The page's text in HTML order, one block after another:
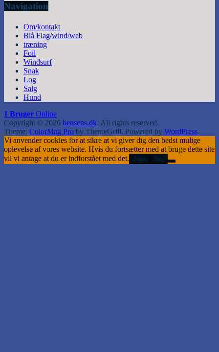
Navigation
Om/kontakt
Blå Flag/wind/web
træning
Foil
Windsurf
Snak
Log
Salg
Hund
1 Bruger Online
Copyright © 2026 bensens.dk. All rights reserved.
Theme: ColorMag Pro by ThemeGrill. Powered by WordPress.
Vi anvender cookies for at sikre at vi giver dig den bedst mulige
oplevelse af vores website. Hvis du fortsætter med at bruge dette site
vil vi antage at du er indforstået med det. Jeps Nej